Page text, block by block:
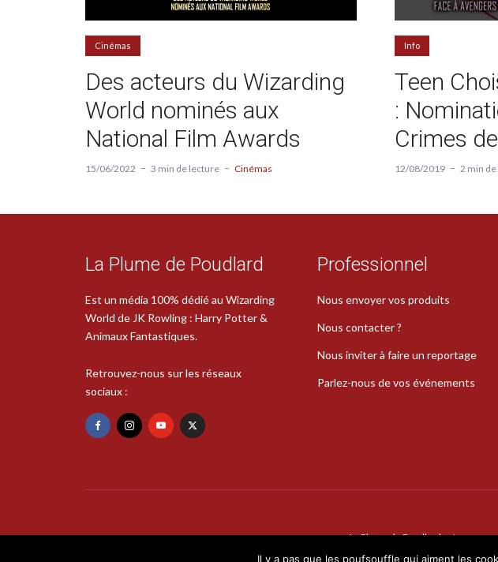
Cinémas
Des acteurs du Wizarding
World nominés aux
National Film Awards
15/06/2022 3 min de lecture Cinémas
Info
Teen
:
Crimes
12/08/2019 2 min
La Plume de Poudlard
Est un média 100% dédié au Wizarding
World de JK Rowling : Harry Potter &
Animaux Fantastiques.
Retrouvez-nous sur les réseaux
sociaux :
Professionnel
Nous envoyer vos produits
Nous contacter ?
Nous inviter à faire un reportage
Parlez-nous de vos événements
La Plume de Poudlard est une
Il y a pas que les poufsouffle qui aiment les